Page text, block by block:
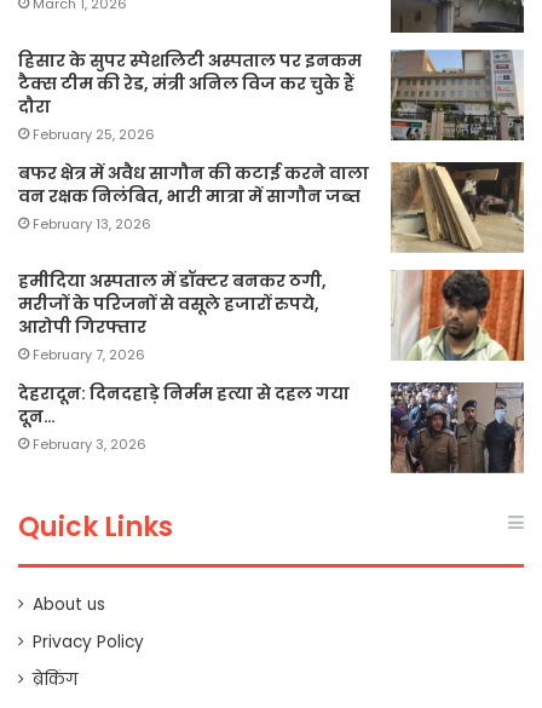
हिसार के सुपर स्पेशलिटी अस्पताल पर इनकम
टैक्स टीम की रेड, मंत्री अनिल विज कर चुके हैं
दौरा
February 25, 2026
बफर क्षेत्र में अवैध सागौन की कटाई करने वाला
वन रक्षक निलंबित, भारी मात्रा में सागौन जब्त
February 13, 2026
हमीदिया अस्पताल में डॉक्टर बनकर ठगी,
मरीजों के परिजनों से वसूले हजारों रुपये,
आरोपी गिरफ्तार
February 7, 2026
देहरादून: दिनदहाड़े निर्मम हत्या से दहल गया
दून…
February 3, 2026
Quick Links
About us
Privacy Policy
ब्रेकिंग